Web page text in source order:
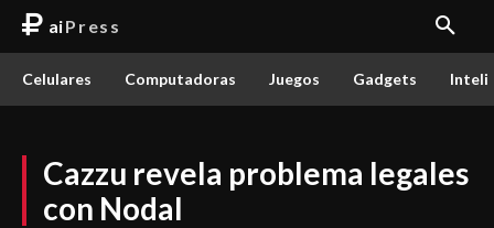
aiPress
Celulares Computadoras Juegos Gadgets
Cazzu revela problema legales
con Nodal